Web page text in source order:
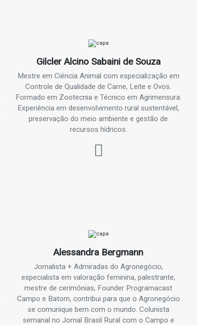
Gilcler Alcino Sabaini de Souza
Mestre em Ciência Animal com especialização em
Controle de Qualidade de Carne, Leite e Ovos.
Formado em Zootecnia e Técnico em Agrimensura.
Experiência em desenvolvimento rural sustentável,
preservação do meio ambiente e gestão de
recursos hídricos.
Alessandra Bergmann
Jornalista + Admiradas do Agronegócio,
especialista em valoração feminina, palestrante,
mestre de cerimônias, Founder Programacast
Campo e Batom, contribui para que o Agronegócio
se comunique bem com o mundo. Colunista
semanal no Jornal Brasil Rural com o Campo e